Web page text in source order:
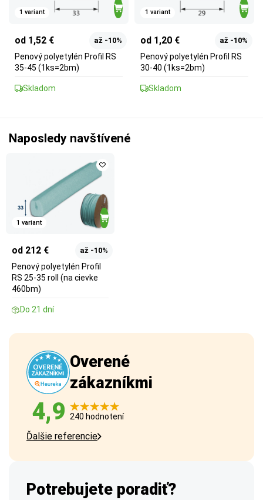
1 variant
od 1,52 € až -10%
Penový polyetylén Profil RS
35-45 (1ks=2bm)
Skladom
1 variant
od 1,20 € až -10%
Penový polyetylén Profil RS
30-40 (1ks=2bm)
Skladom
Naposledy navštívené
1 variant
od 212 € až -10%
Penový polyetylén Profil
RS 25-35 roll (na cievke
460bm)
Do 21 dní
Overené
zákazníkmi
4,9 240 hodnotení
Ďalšie referencie
Potrebujete poradiť?